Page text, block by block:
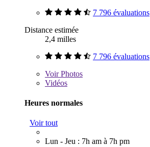
7 796 évaluations
Distance estimée
2,4 milles
7 796 évaluations
VoirPhotos
Vidéos
Heures normales
Voir tout
Lun - Jeu : 7h am à 7h pm